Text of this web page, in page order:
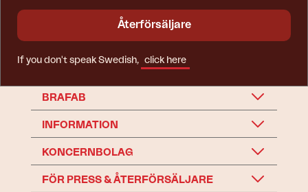
Återförsäljare
If you don't speak Swedish, click here
BRAFAB
INFORMATION
KONCERNBOLAG
FÖR PRESS & ÅTERFÖRSÄLJARE